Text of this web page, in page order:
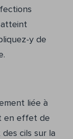
atteint
y de
liée à
en effet de
cils sur la